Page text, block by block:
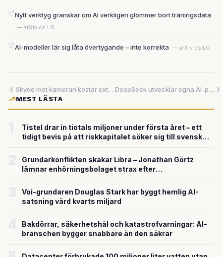
Nytt verktyg granskar om AI verkligen glömmer bort träningsdata
— arXiv cs.LG
AI-modeller lär sig låta övertygande – inte korrekta — arXiv cs.LG
Skydd mot kameran kostar extra — men lögnen är gratis
DeepSeek utvecklar egna AI-processorer – utmanar Nvidias och Huaweis grepp om datacentermarknaden
MEST LÄSTA
Tistel drar in tiotals miljoner under första året – ett
tidigt bevis på att riskkapitalet söker sig till svensk
Grundarkonflikten skakar Libra – Jonathan Görtz
lämnar enhörningsbolaget strax efter
Voi-grundaren Douglas Stark har byggt hemlig AI-
satsning värd kvarts miljard
Bakdörrar, säkerhetshål och katastrofvarningar: AI-
branschen bygger snabbare än den säkrar